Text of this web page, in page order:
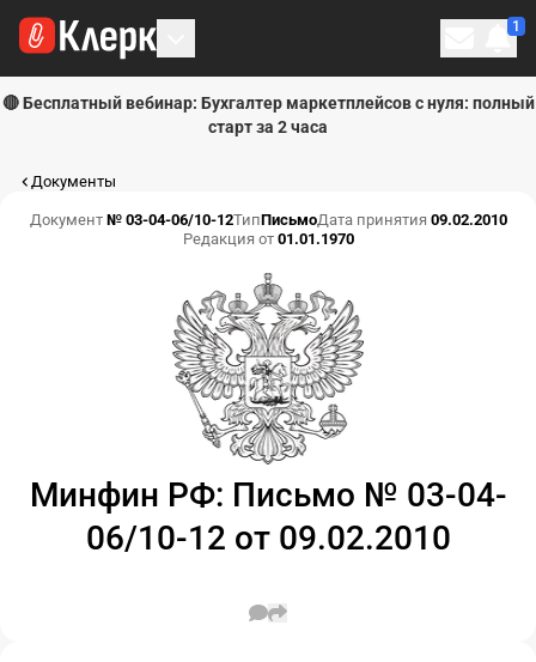
1
🔴 Бесплатный вебинар: Бухгалтер маркетплейсов с нуля: полный
старт за 2 часа
Документы
Документ № 03-04-06/10-12ТипПисьмоДата принятия 09.02.2010
Редакция от 01.01.1970
Минфин РФ: Письмо № 03-04-
06/10-12 от 09.02.2010